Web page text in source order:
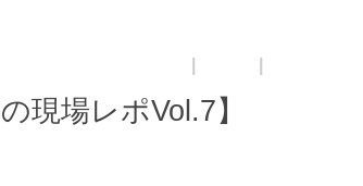
現場レポVol.7】